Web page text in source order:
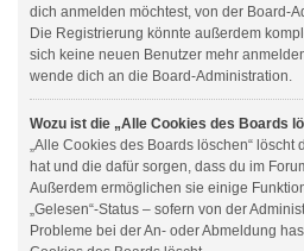
dich anmelden möchtest, von der Board-
Die Registrierung könnte außerdem
sich keine neuen Benutzer mehr
wende dich an die Board-Administration.
Wozu ist die „Alle Cookies des Boards
„Alle Cookies des Boards löschen“
hat und die dafür sorgen, dass du im
Außerdem ermöglichen sie einige
„Gelesen“-Status – sofern von der
Probleme bei der An- oder Abmeldung